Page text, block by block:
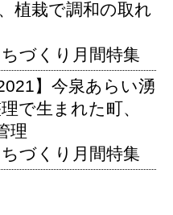
植栽で調和の取れ
ちづくり月間特集
】今泉あらい湧
で生まれた町、
理
ちづくり月間特集